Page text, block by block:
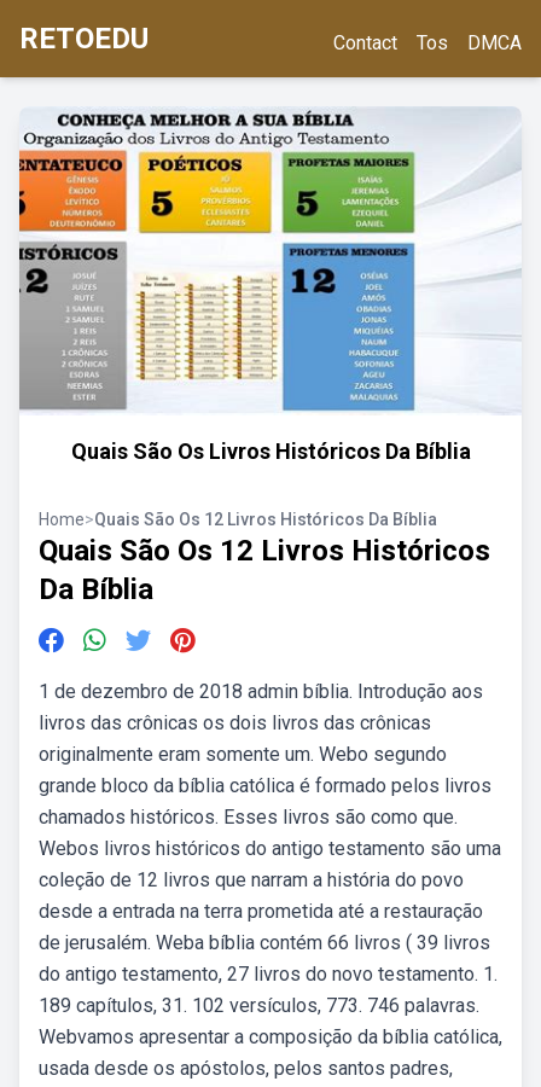
RETOEDU Contact Tos DMCA
Quais São Os Livros Históricos Da Bíblia
Home>Quais São Os 12 Livros Históricos Da Bíblia
Quais São Os 12 Livros Históricos
Da Bíblia
1 de dezembro de 2018 admin bíblia. Introdução aos
livros das crônicas os dois livros das crônicas
originalmente eram somente um. Webo segundo
grande bloco da bíblia católica é formado pelos livros
chamados históricos. Esses livros são como que.
Webos livros históricos do antigo testamento são uma
coleção de 12 livros que narram a história do povo
desde a entrada na terra prometida até a restauração
de jerusalém. Weba bíblia contém 66 livros ( 39 livros
do antigo testamento, 27 livros do novo testamento. 1.
189 capítulos, 31. 102 versículos, 773. 746 palavras.
Webvamos apresentar a composição da bíblia católica,
usada desde os apóstolos, pelos santos padres,